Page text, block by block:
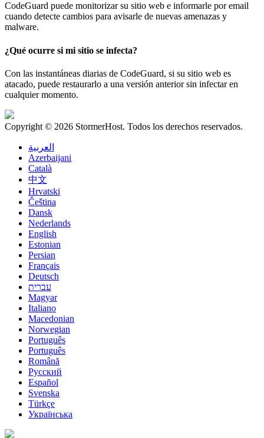
CodeGuard puede monitorizar su sitio web e informarle por email
cuando detecte cambios para avisarle de nuevas amenazas y
malware.
¿Qué ocurre si mi sitio se infecta?
Con las instantáneas diarias de CodeGuard, si su sitio web es
atacado, puede restaurarlo a una versión anterior sin infectar en
cualquier momento.
Copyright © 2026 StormerHost. Todos los derechos reservados.
العربية
Azerbaijani
Català
中文
Hrvatski
Čeština
Dansk
Nederlands
English
Estonian
Persian
Français
Deutsch
עברית
Magyar
Italiano
Macedonian
Norwegian
Português
Português
Română
Русский
Español
Svenska
Türkçe
Українська